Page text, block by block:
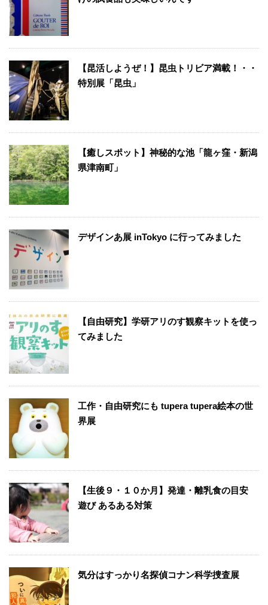
【昆活しようぜ！】昆虫トリビア満載！・・
特別展「昆虫」
【癒しスポット】神秘的な池「龍ヶ窪・新潟
県津南町」
デザインあ展 inTokyo に行ってみました
【自由研究】学研アリのす観察キットを使っ
てみました
工作・自由研究にも tupera tupera絵本の世
界展
【生後９・１０か月】発達・離乳食の目安
遊び あるある対策
気分はすっかり名探偵コナン科学捜査展